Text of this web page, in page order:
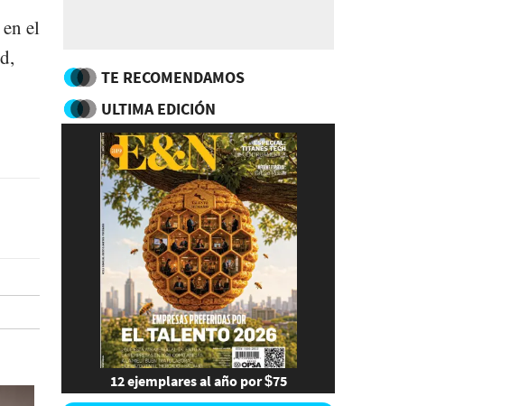
el
TE RECOMENDAMOS
ULTIMA EDICIÓN
12 ejemplares al año por $75